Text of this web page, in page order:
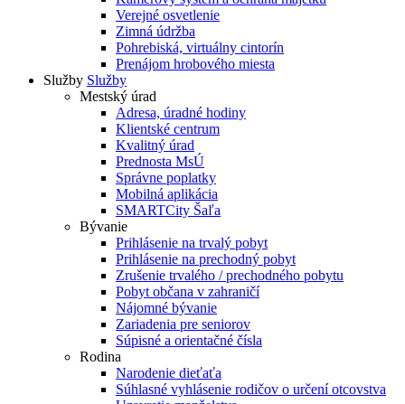
Verejné osvetlenie
Zimná údržba
Pohrebiská, virtuálny cintorín
Prenájom hrobového miesta
Služby Služby
Mestský úrad
Adresa, úradné hodiny
Klientské centrum
Kvalitný úrad
Prednosta MsÚ
Správne poplatky
Mobilná aplikácia
SMARTCity Šaľa
Bývanie
Prihlásenie na trvalý pobyt
Prihlásenie na prechodný pobyt
Zrušenie trvalého / prechodného pobytu
Pobyt občana v zahraničí
Nájomné bývanie
Zariadenia pre seniorov
Súpisné a orientačné čísla
Rodina
Narodenie dieťaťa
Súhlasné vyhlásenie rodičov o určení otcovstva